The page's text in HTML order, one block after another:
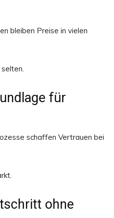
bleiben Preise in vielen
für
schaffen Vertrauen bei
ohne